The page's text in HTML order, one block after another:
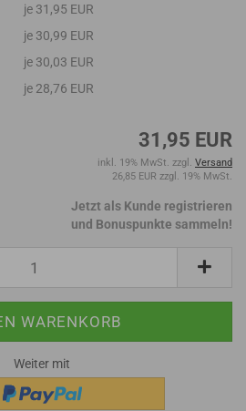
je 31,95 EUR
je 30,99 EUR
je 30,03 EUR
je 28,76 EUR
31,95 EUR
inkl. 19% MwSt. zzgl. Versand
26,85 EUR zzgl. 19% MwSt.
Jetzt als Kunde registrieren
und Bonuspunkte sammeln!
Weiter mit